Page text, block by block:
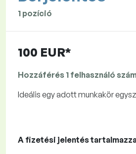
1 pozíció
100 EUR*
Hozzáférés 1 felhasználó
Ideális egy adott munkakör
A fizetési jelentés